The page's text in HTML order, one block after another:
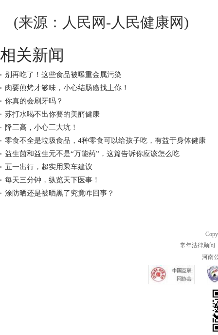
(来源：人民网-人民健康网)
相关新闻
别再吃了！这些食品被曝重金属污染
肉要煎烤才够味，小心结肠癌找上你！
你真的会刷牙吗？
苏打水喝不出你要的美丽健康
降三高，小心三大坑！
零食不全是垃圾食品，4种零食可以给孩子吃，有益于身体健康
益生菌和益生元不是“万能药”，这篇告诉你应该怎么吃
五一出行，超实用乘车建议
每天三分钟，纵览天下医事！
涂防晒还是被晒黑了究竟咋回事？
常年法律顾问
河南